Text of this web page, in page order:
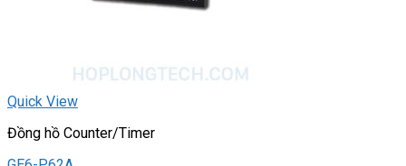
Quick View
Đồng hồ Counter/Timer